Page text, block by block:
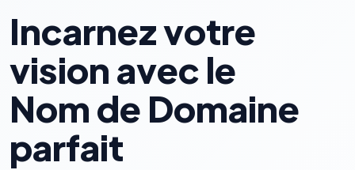
Incarnez votre
vision avec le
Nom de Domaine
parfait